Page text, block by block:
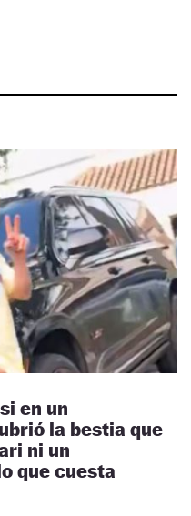
en un
la bestia que
ni un
que cuesta